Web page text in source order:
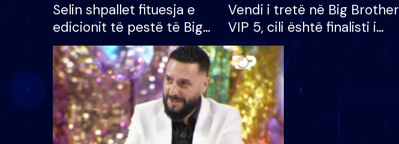
Selin shpallet fituesja e
edicionit të pestë të Big
Brother VIP, rrëmben
çmimin e madh prej 100
mijë eurosh
Vendi i tretë në Big Brother
VIP 5, cili është finalisti i
radhës që lë shtëpinë